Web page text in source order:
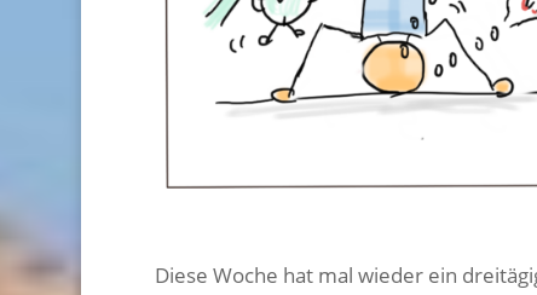
Diese Woche hat mal wieder ein